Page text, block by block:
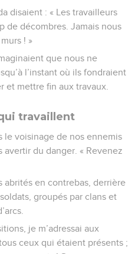
disaient : « Les travailleurs
de décombres. Jamais nous
! »
que nous ne
l’instant où ils fondraient
et mettre fin aux travaux.
travaillent
le voisinage de nos ennemis
du danger. « Revenez
abrités en contrebas, derrière
groupés par clans et
je m’adressai aux
ceux qui étaient présents ;